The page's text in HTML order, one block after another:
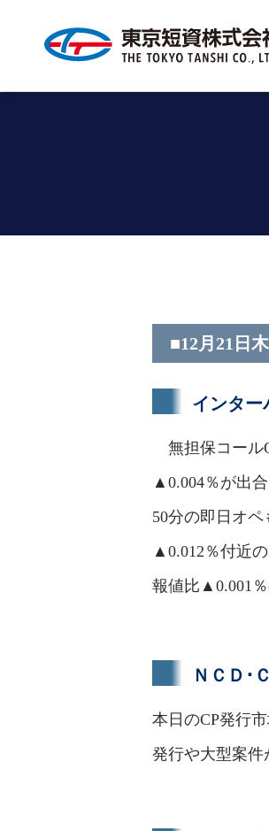
■12月21日
インター
無担保コール
▲0.004％が出
50分の即日オ
▲0.012％付近
報値比▲0.001
ＮＣＤ･
本日のCP発行
発行や大型案件